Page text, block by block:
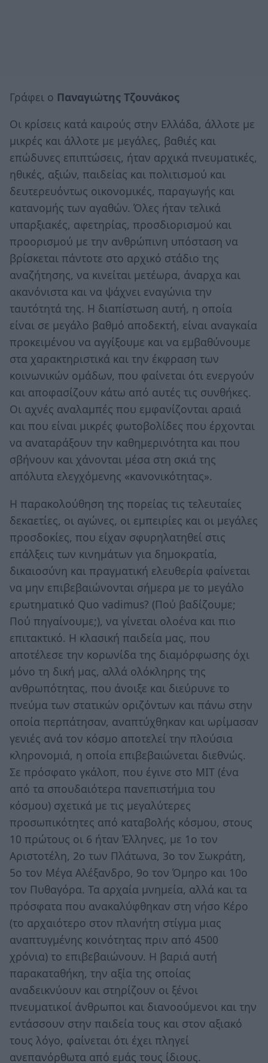
Γράφει ο Παναγιώτης Τζουνάκος
Οι κρίσεις κατά καιρούς στην Ελλάδα, άλλοτε με
μικρές και άλλοτε με μεγάλες, βαθιές και
επώδυνες επιπτώσεις, ήταν αρχικά πνευματικές,
ηθικές, αξιών, παιδείας και πολιτισμού και
δευτερευόντως οικονομικές, παραγωγής και
κατανομής των αγαθών. Όλες ήταν τελικά
υπαρξιακές, αφετηρίας, προσδιορισμού και
προορισμού με την ανθρώπινη υπόσταση να
βρίσκεται πάντοτε στο αρχικό στάδιο της
αναζήτησης, να κινείται μετέωρα, άναρχα και
ακανόνιστα και να ψάχνει εναγώνια την
ταυτότητά της. Η διαπίστωση αυτή, η οποία
είναι σε μεγάλο βαθμό αποδεκτή, είναι αναγκαία
προκειμένου να αγγίξουμε και να εμβαθύνουμε
στα χαρακτηριστικά και την έκφραση των
κοινωνικών ομάδων, που φαίνεται ότι ενεργούν
και αποφασίζουν κάτω από αυτές τις συνθήκες.
Οι αχνές αναλαμπές που εμφανίζονται αραιά
και που είναι μικρές φωτοβολίδες που έρχονται
να αναταράξουν την καθημερινότητα και που
σβήνουν και χάνονται μέσα στη σκιά της
απόλυτα ελεγχόμενης «κανονικότητας».
Η παρακολούθηση της πορείας τις τελευταίες
δεκαετίες, οι αγώνες, οι εμπειρίες και οι μεγάλες
προσδοκίες, που είχαν σφυρηλατηθεί στις
επάλξεις των κινημάτων για δημοκρατία,
δικαιοσύνη και πραγματική ελευθερία φαίνεται
να μην επιβεβαιώνονται σήμερα με το μεγάλο
ερωτηματικό Quo vadimus? (Πού βαδίζουμε;
Πού πηγαίνουμε;), να γίνεται ολοένα και πιο
επιτακτικό. Η κλασική παιδεία μας, που
αποτέλεσε την κορωνίδα της διαμόρφωσης όχι
μόνο τη δική μας, αλλά ολόκληρης της
ανθρωπότητας, που άνοιξε και διεύρυνε το
πνεύμα των στατικών οριζόντων και πάνω στην
οποία περπάτησαν, αναπτύχθηκαν και ωρίμασαν
γενιές ανά τον κόσμο αποτελεί την πλούσια
κληρονομιά, η οποία επιβεβαιώνεται διεθνώς.
Σε πρόσφατο γκάλοπ, που έγινε στο ΜΙΤ (ένα
από τα σπουδαιότερα πανεπιστήμια του
κόσμου) σχετικά με τις μεγαλύτερες
προσωπικότητες από καταβολής κόσμου, στους
10 πρώτους οι 6 ήταν Έλληνες, με 1ο τον
Αριστοτέλη, 2ο των Πλάτωνα, 3ο τον Σωκράτη,
5ο τον Μέγα Αλέξανδρο, 9ο τον Όμηρο και 10ο
τον Πυθαγόρα. Τα αρχαία μνημεία, αλλά και τα
πρόσφατα που ανακαλύφθηκαν στη νήσο Κέρο
(το αρχαιότερο στον πλανήτη στίγμα μιας
αναπτυγμένης κοινότητας πριν από 4500
χρόνια) το επιβεβαιώνουν. Η βαριά αυτή
παρακαταθήκη, την αξία της οποίας
αναδεικνύουν και στηρίζουν οι ξένοι
πνευματικοί άνθρωποι και διανοούμενοι και την
εντάσσουν στην παιδεία τους και στον αξιακό
τους λόγο, φαίνεται ότι έχει πληγεί
ανεπανόρθωτα από εμάς τους ίδιους.